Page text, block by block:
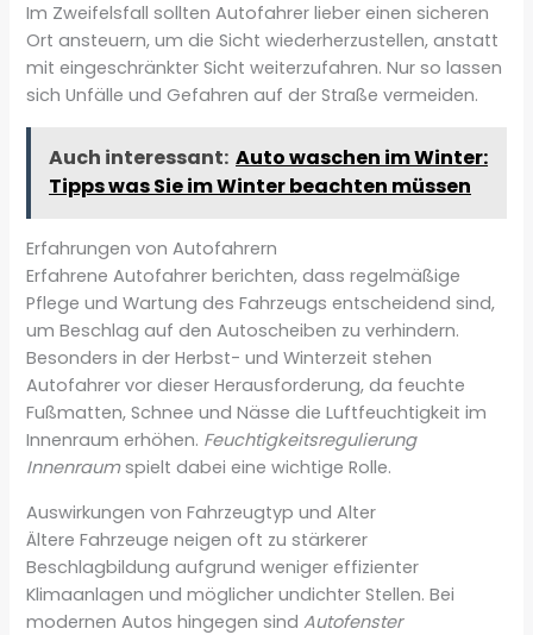
Im Zweifelsfall sollten Autofahrer lieber einen sicheren
Ort ansteuern, um die Sicht wiederherzustellen, anstatt
mit eingeschränkter Sicht weiterzufahren. Nur so lassen
sich Unfälle und Gefahren auf der Straße vermeiden.
Auch interessant: Auto waschen im Winter:
Tipps was Sie im Winter beachten müssen
Erfahrungen von Autofahrern
Erfahrene Autofahrer berichten, dass regelmäßige
Pflege und Wartung des Fahrzeugs entscheidend sind,
um Beschlag auf den Autoscheiben zu verhindern.
Besonders in der Herbst- und Winterzeit stehen
Autofahrer vor dieser Herausforderung, da feuchte
Fußmatten, Schnee und Nässe die Luftfeuchtigkeit im
Innenraum erhöhen. Feuchtigkeitsregulierung
Innenraumspielt dabei eine wichtige Rolle.
Auswirkungen von Fahrzeugtyp und Alter
Ältere Fahrzeuge neigen oft zu stärkerer
Beschlagbildung aufgrund weniger effizienter
Klimaanlagen und möglicher undichter Stellen. Bei
modernen Autos hingegen sindAutofenster